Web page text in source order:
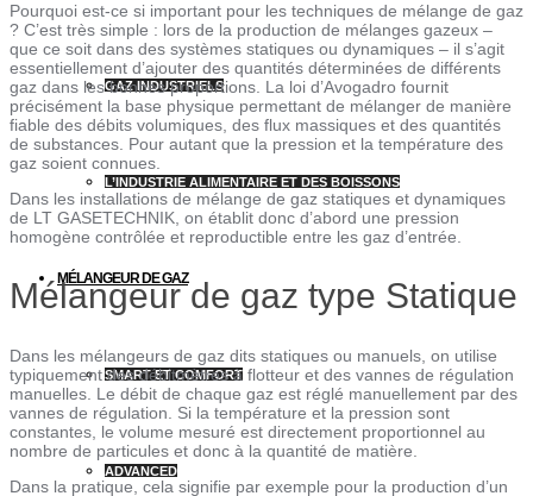
GAZ INDUSTRIELS
L’INDUSTRIE ALIMENTAIRE ET DES BOISSONS
MÉLANGEUR DE GAZ
SMART ET COMFORT
ADVANCED
Pourquoi est-ce si important pour les techniques de mélange de gaz
? C’est très simple : lors de la production de mélanges gazeux –
que ce soit dans des systèmes statiques ou dynamiques – il s’agit
essentiellement d’ajouter des quantités déterminées de différents
gaz dans les bonnes proportions. La loi d’Avogadro fournit
précisément la base physique permettant de mélanger de manière
fiable des débits volumiques, des flux massiques et des quantités
de substances. Pour autant que la pression et la température des
gaz soient connues.
Dans les installations de mélange de gaz statiques et dynamiques
de LT GASETECHNIK, on établit donc d’abord une pression
homogène contrôlée et reproductible entre les gaz d’entrée.
Mélangeur de gaz type Statique
Dans les mélangeurs de gaz dits statiques ou manuels, on utilise
typiquement des débitmètres à flotteur et des vannes de régulation
manuelles. Le débit de chaque gaz est réglé manuellement par des
vannes de régulation. Si la température et la pression sont
constantes, le volume mesuré est directement proportionnel au
nombre de particules et donc à la quantité de matière.
Dans la pratique, cela signifie par exemple pour la production d’un